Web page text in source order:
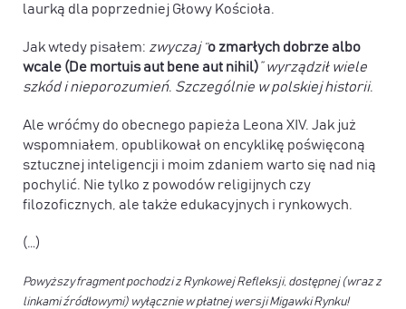
laurką dla poprzedniej Głowy Kościoła.
Jak wtedy pisałem: zwyczaj “o zmarłych dobrze albo
wcale (De mortuis aut bene aut nihil)” wyrządził wiele
szkód i nieporozumień. Szczególnie w polskiej historii.
Ale wróćmy do obecnego papieża Leona XIV. Jak już
wspomniałem, opublikował on encyklikę poświęconą
sztucznej inteligencji i moim zdaniem warto się nad nią
pochylić. Nie tylko z powodów religijnych czy
filozoficznych, ale także edukacyjnych i rynkowych.
(…)
Powyższy fragment pochodzi z Rynkowej Refleksji, dostępnej (wraz z
linkami źródłowymi) wyłącznie w płatnej wersji Migawki Rynku!